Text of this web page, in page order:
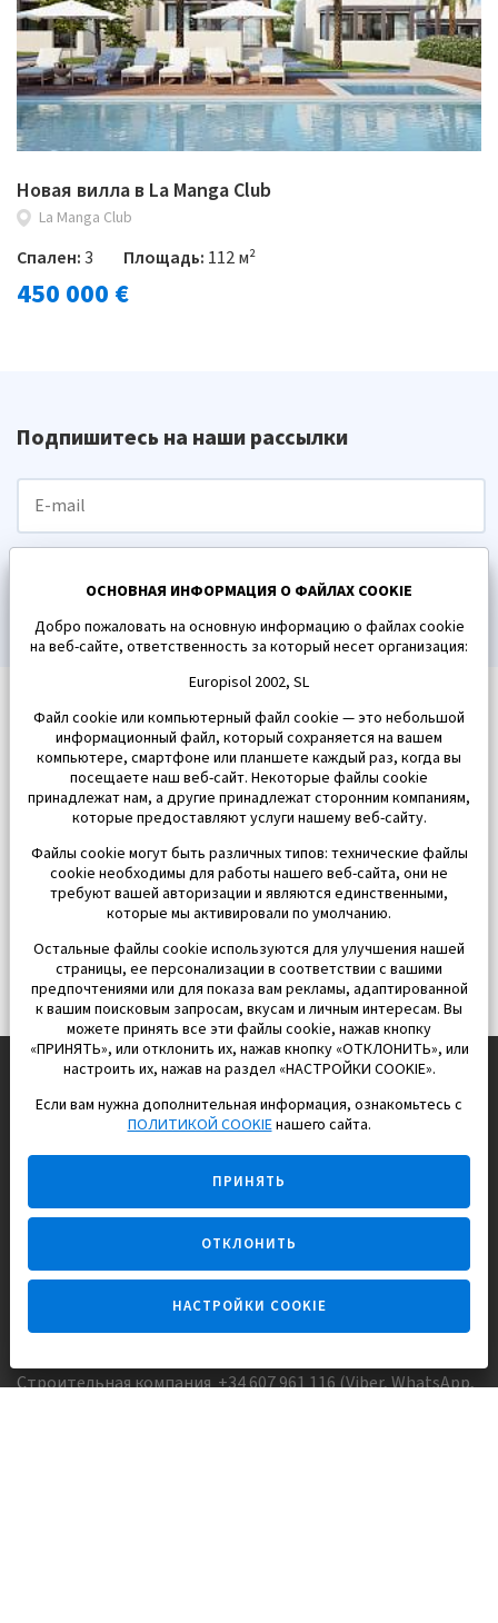
Новая вилла в La Manga Club
La Manga Club
Спален:3 Площадь: 112 м²
450 000 €
Подпишитесь на наши рассылки
ПОДПИСАТЬСЯ
EUROPISOL 2002 S.L.
Строим и продаем дома
для счастливой жизни в Испании
Задайте вопрос
Строительная компания +34 607 961 116 (Viber, WhatsApp,
ОСНОВНАЯ ИНФОРМАЦИЯ О ФАЙЛАХ COOKIE
Добро пожаловать на основную информацию о файлах cookie
на веб-сайте, ответственность за который несет организация:
Europisol 2002, SL
Файл cookie или компьютерный файл cookie — это небольшой
информационный файл, который сохраняется на вашем
компьютере, смартфоне или планшете каждый раз, когда вы
посещаете наш веб-сайт. Некоторые файлы cookie
принадлежат нам, а другие принадлежат сторонним компаниям,
которые предоставляют услуги нашему веб-сайту.
Файлы cookie могут быть различных типов: технические файлы
cookie необходимы для работы нашего веб-сайта, они не
требуют вашей авторизации и являются единственными,
которые мы активировали по умолчанию.
Остальные файлы cookie используются для улучшения нашей
страницы, ее персонализации в соответствии с вашими
предпочтениями или для показа вам рекламы, адаптированной
к вашим поисковым запросам, вкусам и личным интересам. Вы
можете принять все эти файлы cookie, нажав кнопку
«ПРИНЯТЬ», или отклонить их, нажав кнопку «ОТКЛОНИТЬ», или
настроить их, нажав на раздел «НАСТРОЙКИ COOKIE».
Если вам нужна дополнительная информация, ознакомьтесь с
ПОЛИТИКОЙ COOKIEнашего сайта.
ПРИНЯТЬ
ОТКЛОНИТЬ
НАСТРОЙКИ COOKIE